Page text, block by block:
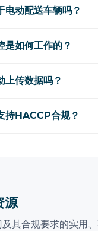
电动配送车辆吗？
是如何工作的？
上传数据吗？
持HACCP合规？
源
其合规要求的实用